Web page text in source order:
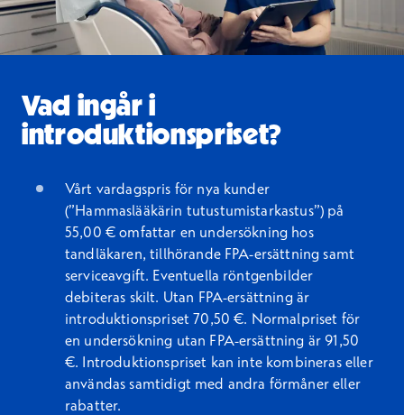
Vad ingår i
introduktionspriset?
Vårt vardagspris för nya kunder
(”Hammaslääkärin tutustumistarkastus”) på
55,00 € omfattar en undersökning hos
tandläkaren, tillhörande FPA-ersättning samt
serviceavgift. Eventuella röntgenbilder
debiteras skilt. Utan FPA-ersättning är
introduktionspriset 70,50 €. Normalpriset för
en undersökning utan FPA-ersättning är 91,50
€. Introduktionspriset kan inte kombineras eller
användas samtidigt med andra förmåner eller
rabatter.